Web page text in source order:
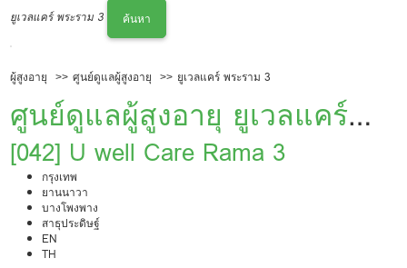
ยูเวลแคร์ พระราม 3
ค้นหา
ผู้สูงอายุ ศูนย์ดูแลผู้สูงอายุ ยูเวลแคร์ พระราม 3
ศูนย์ดูแลผู้สูงอายุ ยูเวลแคร์
พระราม 3
[042] U well Care Rama 3
กรุงเทพ
ยานนาวา
บางโพงพาง
สาธุประดิษฐ์
EN
TH